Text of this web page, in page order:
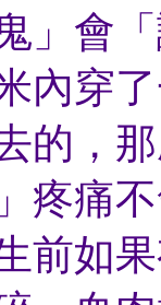
」會
內穿
的，
疼痛
前如